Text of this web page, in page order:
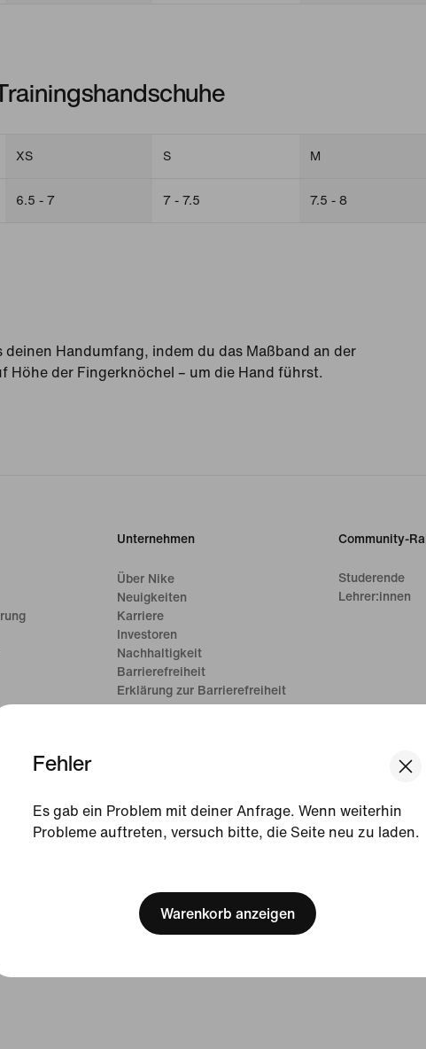
Fehler
Es gab ein Problem mit deiner Anfrage. Wenn weiterhin
Probleme auftreten, versuch bitte, die Seite neu zu laden.
Warenkorb anzeigen
XS S M
6.5 - 7 7 - 7.5 7.5 - 8
deinen Handumfang, indem du das Maßband an der
Höhe der Fingerknöchel – um die Hand führst.
Unternehmen
Über Nike
Neuigkeiten
Karriere
Investoren
Nachhaltigkeit
Barrierefreiheit
Erklärung zur Barrierefreiheit
Mission
Community-
Studerende
Lehrer:innen
VerkaufsbedingungenImpressum